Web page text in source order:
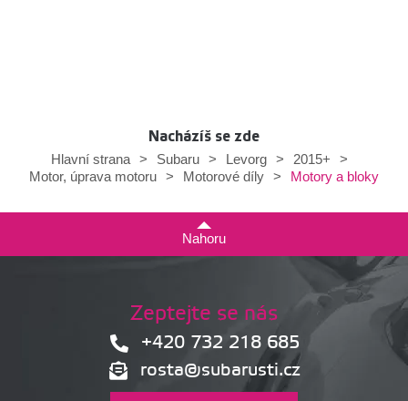
Nacházíš se zde
Hlavní strana > Subaru > Levorg > 2015+
>
Motor, úprava motoru > Motorové díly > Motory a bloky
Nahoru
Zeptejte se nás
+420 732 218 685
rosta@subarusti.cz